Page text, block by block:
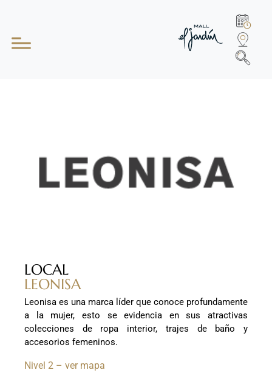
LOCAL
LEONISA
Leonisa es una marca líder que conoce profundamente
a la mujer, esto se evidencia en sus atractivas
colecciones de ropa interior, trajes de baño y
accesorios femeninos.
Nivel 2 – ver mapa